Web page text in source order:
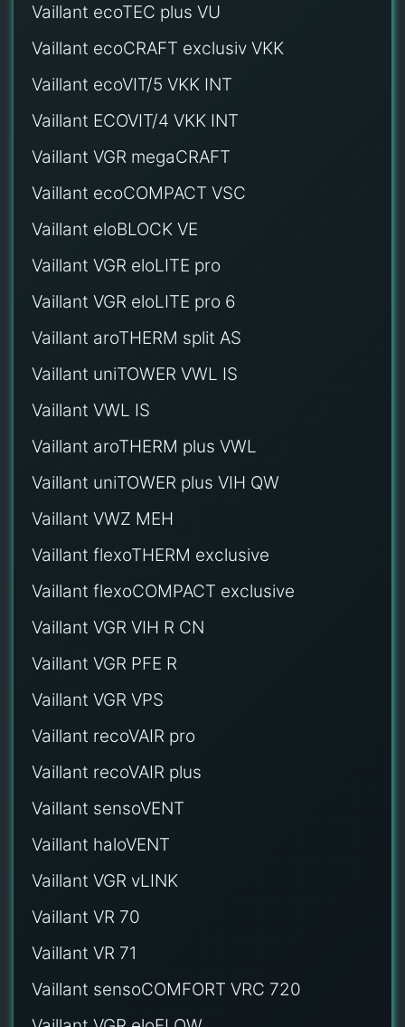
Vaillant ecoTEC plus VU
Vaillant ecoCRAFT exclusiv VKK
Vaillant ecoVIT/5 VKK INT
Vaillant ECOVIT/4 VKK INT
Vaillant VGR megaCRAFT
Vaillant ecoCOMPACT VSC
Vaillant eloBLOCK VE
Vaillant VGR eloLITE pro
Vaillant VGR eloLITE pro 6
Vaillant aroTHERM split AS
Vaillant uniTOWER VWL IS
Vaillant VWL IS
Vaillant aroTHERM plus VWL
Vaillant uniTOWER plus VIH QW
Vaillant VWZ MEH
Vaillant flexoTHERM exclusive
Vaillant flexoCOMPACT exclusive
Vaillant VGR VIH R CN
Vaillant VGR PFE R
Vaillant VGR VPS
Vaillant recoVAIR pro
Vaillant recoVAIR plus
Vaillant sensoVENT
Vaillant haloVENT
Vaillant VGR vLINK
Vaillant VR 70
Vaillant VR 71
Vaillant sensoCOMFORT VRC 720